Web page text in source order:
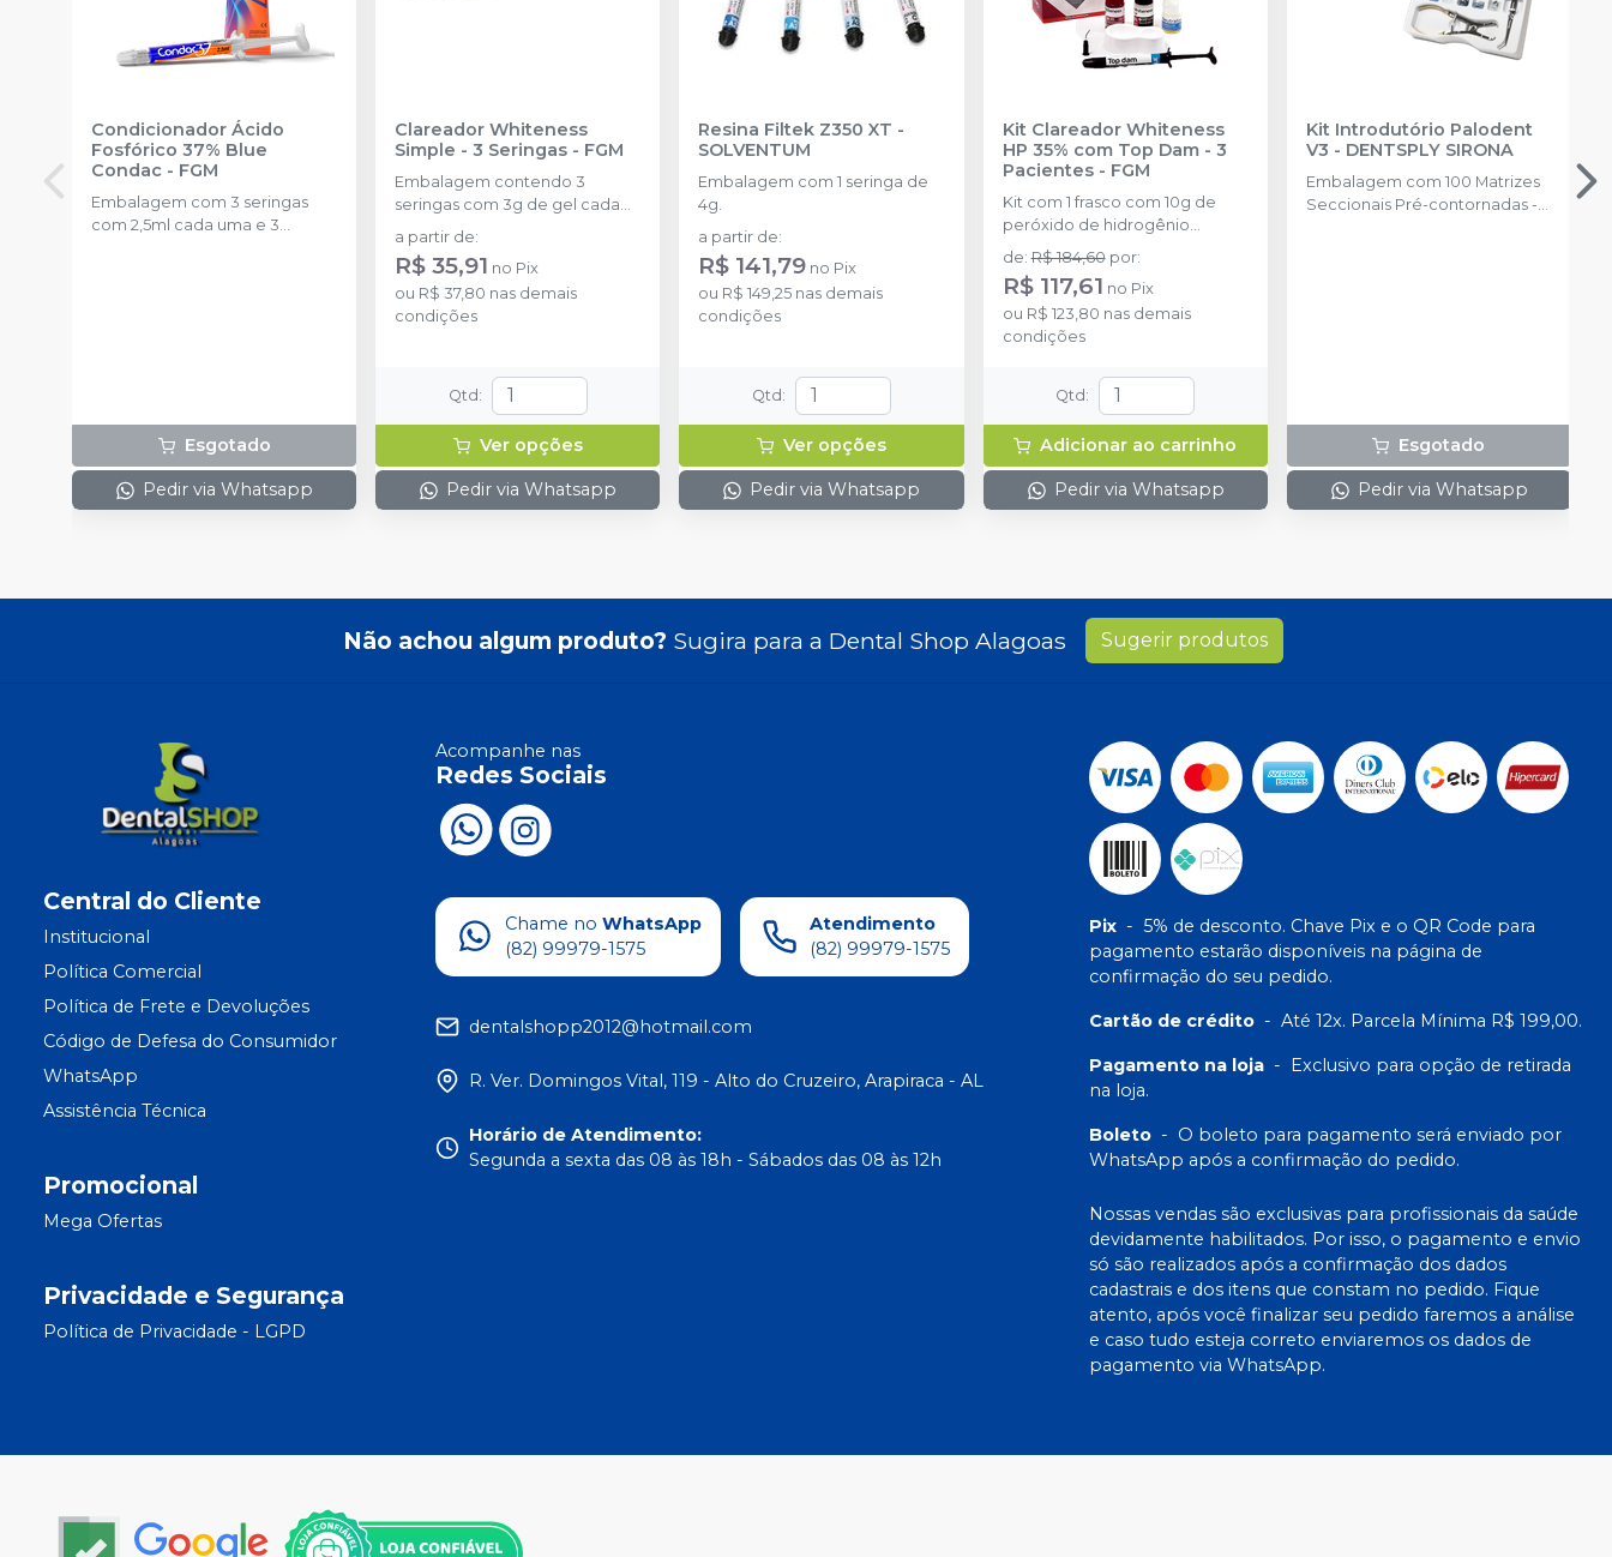
Condicionador Ácido
Fosfórico 37% Blue
Condac - FGM
Embalagem com 3 seringas
com 2,5ml cada uma e 3
Esgotado
Pedir via Whatsapp
Clareador Whiteness
Simple - 3 Seringas - FGM
Embalagem contendo 3
seringas com 3g de gel cada
a partir de:
R$ 35,91 no Pix
ou R$ 37,80 nas demais
condições
Qtd :
Ver opções
Pedir via Whatsapp
Resina Filtek Z350 XT -
SOLVENTUM
Embalagem com 1 seringa de
4g.
a partir de:
R$ 141,79 no Pix
ou R$ 149,25 nas demais
condições
Qtd :
Ver opções
Pedir via Whatsapp
Kit Clareador Whiteness
HP 35% com Top Dam - 3
Pacientes- FGM
Kit com 1 frasco com 10g de
peróxido de hidrogênio
concentrado + 1 frasco com 5g
de espessante + 1 frasco com
2g de solução Neutralize
(neutralizante de peróxidos) + 1
espátula e uma placa para
de:R$ 184,60 por:
R$ 117,61 no Pix
ou R$ 123,80 nas demais
condições
Qtd :
Adicionar ao carrinho
Pedir via Whatsapp
Kit Introdutório Palodent
V3 - DENTSPLY SIRONA
Embalagem com 100 Matrizes
Seccionais Pré-contornadas -
Esgotado
Pedir via Whatsapp
Não achou algum produto? Sugira para a Dental Shop Alagoas Sugerir produtos
Central do Cliente
Institucional
Política Comercial
Política de Frete e Devoluções
Código de Defesa do Consumidor
WhatsApp
Assistência Técnica
Promocional
Mega Ofertas
Privacidade e Segurança
Política de Privacidade - LGPD
Acompanhe nas
Redes Sociais
Chame no WhatsApp
(82) 99979-1575
Atendimento
(82) 99979-1575
dentalshopp2012@hotmail.com
R. Ver. Domingos Vital, 119 - Alto do Cruzeiro, Arapiraca - AL
Horário de Atendimento:
Segunda a sexta das 08 às 18h - Sábados das 08 às 12h
Pix - 5% de desconto. Chave Pix e o QR Code para
pagamento estarão disponíveis na página de
confirmação do seu pedido.
Cartão de crédito - Até 12x. Parcela Mínima R$ 199,00.
Pagamento na loja - Exclusivo para opção de retirada
na loja.
Boleto - O boleto para pagamento será enviado por
WhatsApp após a confirmação do pedido.
Nossas vendas são exclusivas para profissionais da saúde
devidamente habilitados. Por isso, o pagamento e envio
só são realizados após a confirmação dos dados
cadastrais e dos itens que constam no pedido. Fique
atento, após você finalizar seu pedido faremos a análise
e caso tudo esteja correto enviaremos os dados de
pagamento via WhatsApp.